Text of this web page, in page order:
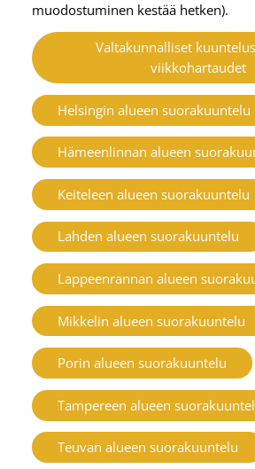
muodostuminen kestää hetken).
Valtakunnalliset
viikkohartaudet
Helsingin alueen suorakuuntelu
Hämeenlinnan alueen
Keiteleen alueen suorakuuntelu
Lahden alueen suorakuuntelu
Lappeenrannan alueen
Mikkelin alueen suorakuuntelu
Porin alueen suorakuuntelu
Tampereen alueen
Teuvan alueen suorakuuntelu